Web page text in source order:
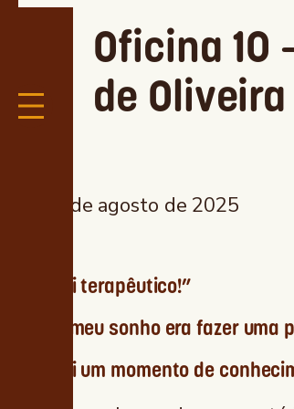
Oficina
de Oliveira
1 de agosto de 2025
“Foi terapêutico!”
“O meu sonho era fazer
“Foi um momento de